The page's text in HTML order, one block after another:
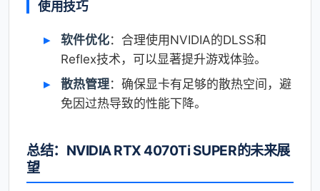
使用技巧
软件优化：合理使用NVIDIA的DLSS和
Reflex技术，可以显著提升游戏体验。
散热管理：确保显卡有足够的散热空间，避
免因过热导致的性能下降。
总结：NVIDIA RTX 4070Ti SUPER的未来展
望